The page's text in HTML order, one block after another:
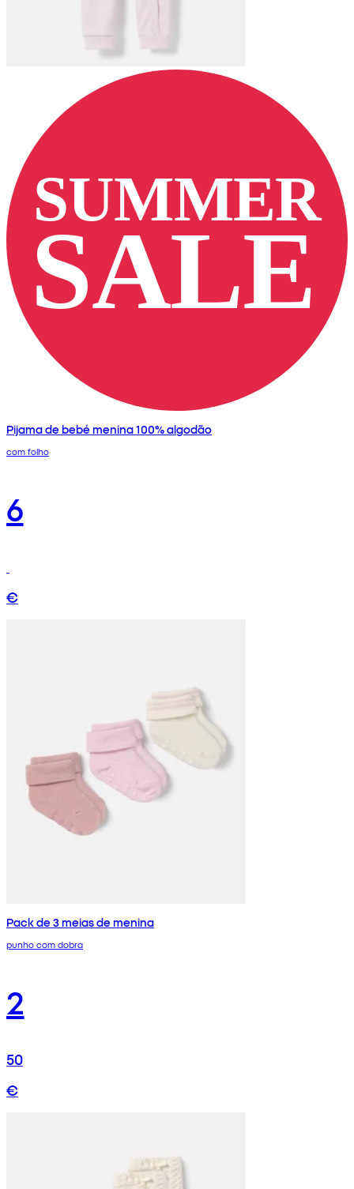
Pijama de bebé menina 100% algodão
com folho
6
€
Pack de 3 meias de menina
punho com dobra
2
50
€